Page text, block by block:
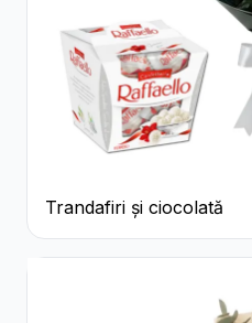
Trandafiri și ciocolată